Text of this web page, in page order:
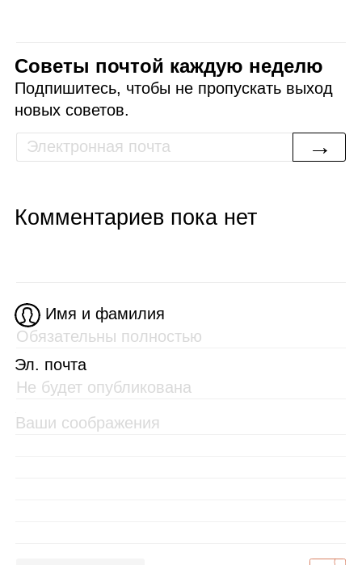
Советы почтой каждую неделю
Подпишитесь, чтобы не пропускать выход
новых советов.
→
Комментариев пока нет
Имя и фамилия
Эл. почта